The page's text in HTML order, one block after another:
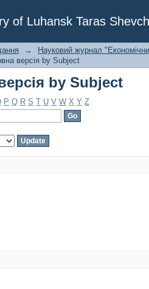
of Luhansk Taras
by Subject
→
Науковий журнал
версія by Subject
by Subject
P Q R S T U V W X Y Z